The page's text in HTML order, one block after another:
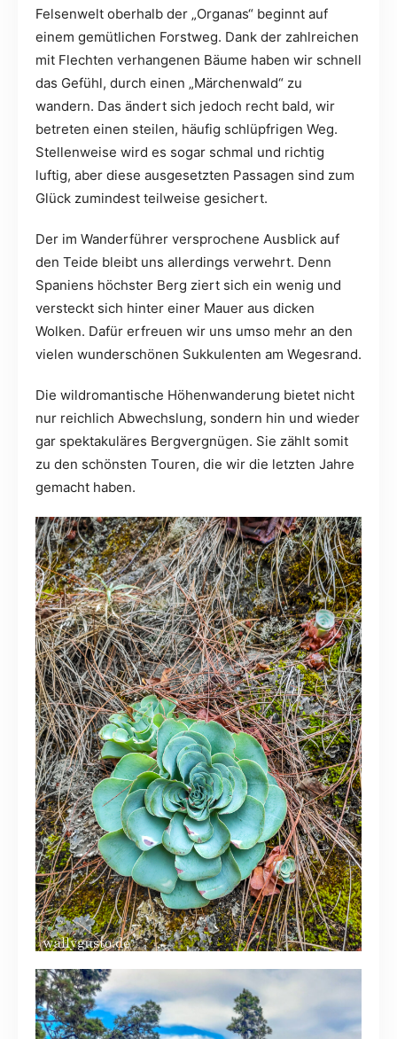
Felsenwelt oberhalb der „Organas“ beginnt auf
einem gemütlichen Forstweg. Dank der zahlreichen
mit Flechten verhangenen Bäume haben wir schnell
das Gefühl, durch einen „Märchenwald“ zu
wandern. Das ändert sich jedoch recht bald, wir
betreten einen steilen, häufig schlüpfrigen Weg.
Stellenweise wird es sogar schmal und richtig
luftig, aber diese ausgesetzten Passagen sind zum
Glück zumindest teilweise gesichert.
Der im Wanderführer versprochene Ausblick auf
den Teide bleibt uns allerdings verwehrt. Denn
Spaniens höchster Berg ziert sich ein wenig und
versteckt sich hinter einer Mauer aus dicken
Wolken. Dafür erfreuen wir uns umso mehr an den
vielen wunderschönen Sukkulenten am Wegesrand.
Die wildromantische Höhenwanderung bietet nicht
nur reichlich Abwechslung, sondern hin und wieder
gar spektakuläres Bergvergnügen. Sie zählt somit
zu den schönsten Touren, die wir die letzten Jahre
gemacht haben.